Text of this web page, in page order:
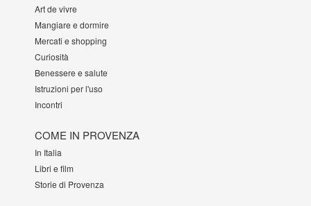
Art de vivre
Mangiare e dormire
Mercati e shopping
Curiosità
Benessere e salute
Istruzioni per l'uso
Incontri
COME IN PROVENZA
In Italia
Libri e film
Storie di Provenza